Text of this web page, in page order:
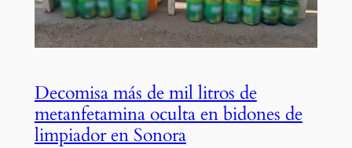
Decomisa más de mil litros de
metanfetamina oculta en bidones de
limpiador en Sonora